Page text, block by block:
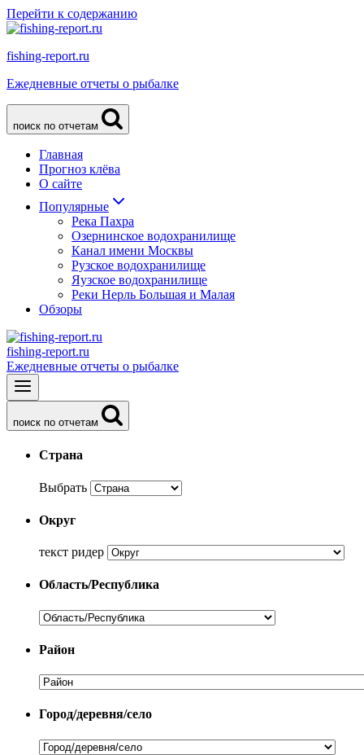
Перейти к содержанию
fishing-report.ru
Ежедневные отчеты о рыбалке
поиск по отчетам
Главная
Прогноз клёва
О сайте
Популярные
Река Пахра
Озернинское водохранилище
Канал имени Москвы
Рузское водохранилище
Яузское водохранилище
Реки Нерль Большая и Малая
Обзоры
fishing-report.ru
Ежедневные отчеты о рыбалке
поиск по отчетам
Страна
Выбрать
Округ
текст ридер
Область/Республика
Район
Город/деревня/село